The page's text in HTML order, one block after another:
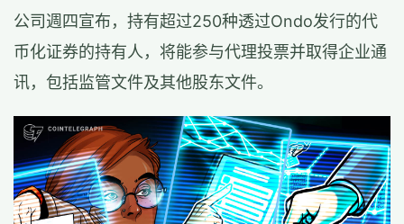
公司週四宣布，持有超过250种透过Ondo发行的代
币化证券的持有人，将能参与代理投票并取得企业通
讯，包括监管文件及其他股东文件。